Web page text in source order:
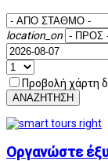
location_on
Προβολή χάρτη
ΑΝΑΖΗΤΗΣΗ
Οργανώστε